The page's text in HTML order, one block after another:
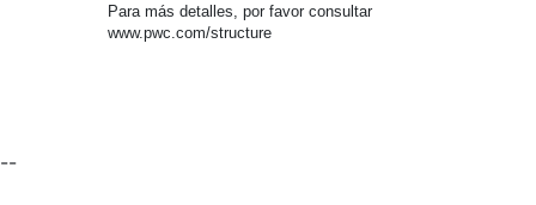
Para más detalles, por favor consultar
www.pwc.com/structure
--